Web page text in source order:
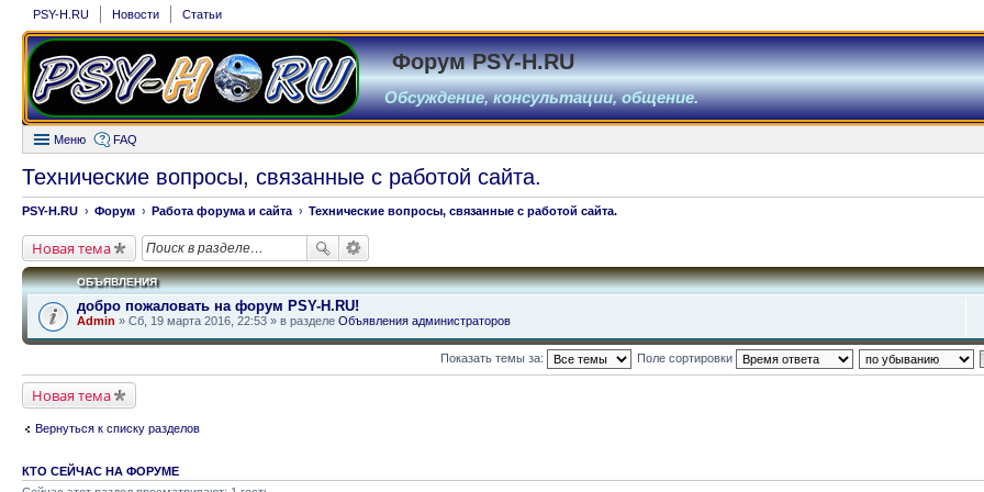
PSY-H.RU Новости Статьи
Форум PSY-H.RU
Обсуждение, консультации, общение.
Меню FAQ
Технические вопросы, связанные с работой сайта.
PSY-H.RU Форум Работа форума и сайта Технические вопросы, связанные с работой сайта.
Новая тема
ОБЪЯВЛЕНИЯ
добро пожаловать на форум PSY-H.RU!
Admin » Сб, 19 марта 2016, 22:53 » в разделе Объявления администраторов
Показать темы за: Поле сортировки
Новая тема
Вернуться к списку разделов
КТО СЕЙЧАС НА ФОРУМЕ